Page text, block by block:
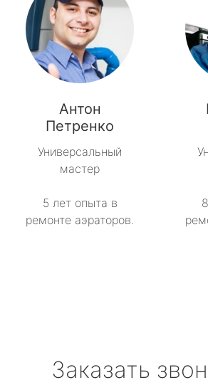
Антон
Петренко
Универсальный
мастер
5 лет опыта в
ремонте аэраторов.
Заказать